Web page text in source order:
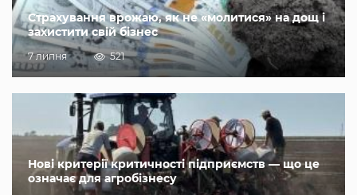
Страхування врожаю, як не «молитися» на дощ і
захистити свій бізнес
7 липня 521
Нові критерії критичності підприємств — що це
означає для агробізнесу